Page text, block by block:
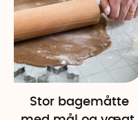
Stor bagemåtte